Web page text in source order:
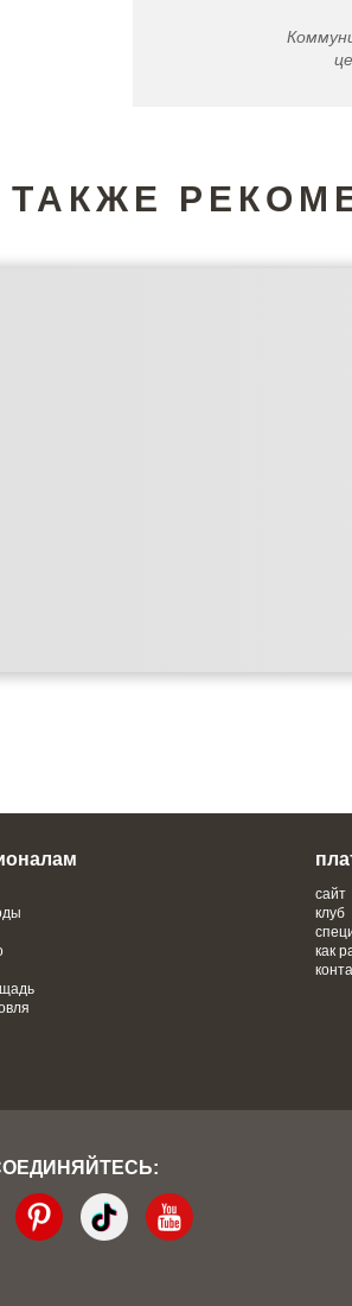
ТАКЖЕ
сайт
клуб
как